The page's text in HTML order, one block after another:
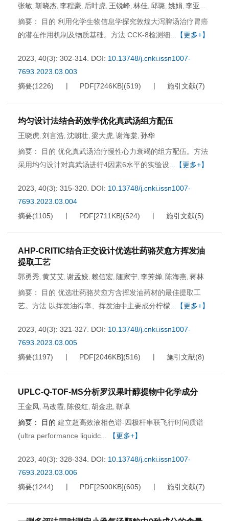
张敏, 靳晓杰, 李程豪, 后叶虎, 王锐峰, 林佳, 邱璐, 姚娟, 李亚玲
刘永琦
摘要： 目的 利用化学生物信息学探究敦煌大泻脾汤治疗胃癌
的潜在作用机制及物质基础。方法 CCK-8检测细 ...【更多+】
2023, 40(3): 302-314. DOI: 10.13748/j.cnki.issn1007-
7693.2023.03.003
摘要(1226) PDF[7246KB](519) 施引文献(7)
均匀设计法结合药效学优化真武汤组方配伍
王晓虎, 刘言浩, 沈朝壮, 梁大虎, 谢海棠, 孙华
摘要： 目的 优化真武汤治疗慢性心力衰竭的组方配伍。方法
采用均匀设计对真武汤进行4因素6水平的实验设 ...【更多+】
2023, 40(3): 315-320. DOI: 10.13748/j.cnki.issn1007-
7693.2023.03.004
摘要(1105) PDF[2711KB](524) 施引文献(5)
AHP-CRITIC结合正交设计优选壮药骆芡愈方挥发油
提取工艺
郭勇秀, 黄艾艾, 谢孟姣, 赖信宏, 随家宁, 李芳婵, 陈海燕, 蒋林
摘要： 目的 优选壮药骆芡愈方含挥发油药材的最佳提取工
艺。方法 以挥发油得率、挥发油中主要成分柠檬 ...【更多+】
2023, 40(3): 321-327. DOI: 10.13748/j.cnki.issn1007-
7693.2023.03.005
摘要(1197) PDF[2046KB](516) 施引文献(8)
UPLC-Q-TOF-MS分析罗汉果叶醇提物中化学成分
王金凤, 马改霞, 陈俊红, 胡金忠 , 靳卓
摘要：
目的 建立超高效液相色谱-四极杆串联飞行时间质谱
(ultra performance liquidc...
【更多+】
2023, 40(3): 328-334. DOI: 10.13748/j.cnki.issn1007-
7693.2023.03.006
摘要(1244) PDF[2500KB](605) 施引文献(7)